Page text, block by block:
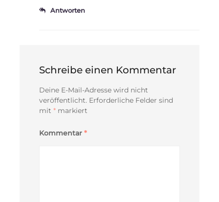
Antworten
Schreibe einen Kommentar
Deine E-Mail-Adresse wird nicht
veröffentlicht. Erforderliche Felder sind
mit * markiert
Kommentar *